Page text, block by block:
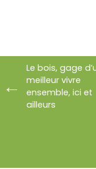
Le bois, gage
meilleur vivre
ensemble, ici et
ailleurs